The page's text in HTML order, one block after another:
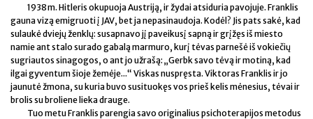
1938 m. Hitleris okupuoja Austriją, ir žydai atsiduria pavojuje. Franklis
gauna vizą emigruoti į JAV, bet ja nepasinaudoja. Kodėl? Jis pats sakė, kad
sulaukė dviejų ženklų: susapnavo jį paveikusį sapną ir grįžęs iš miesto
namie ant stalo surado gabalą marmuro, kurį tėvas parnešė iš vokiečių
sugriautos sinagogos, o ant jo užrašą: „Gerbk savo tėvą ir motiną, kad
ilgai gyventum šioje žemėje...“ Viskas nuspręsta. Viktoras Franklis ir jo
jaunutė žmona, su kuria buvo susituokęs vos prieš kelis mėnesius, tėvai ir
brolis su broliene lieka drauge.
Tuo metu Franklis parengia savo originalius psichoterapijos metodus